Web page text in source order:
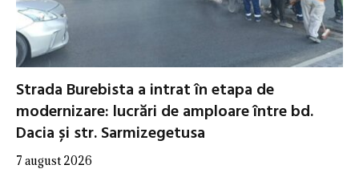
Strada Burebista a intrat în etapa de
modernizare: lucrări de amploare între bd.
Dacia și str. Sarmizegetusa
7 august 2026